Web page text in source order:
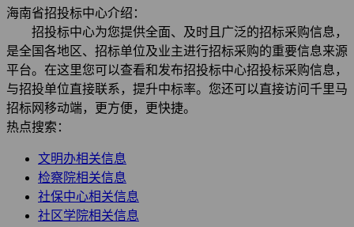
海南省招投标中心介绍：
招投标中心为您提供全面、及时且广泛的招标采购信息，
是全国各地区、招标单位及业主进行招标采购的重要信息来源
平台。在这里您可以查看和发布招投标中心招投标采购信息，
与招投单位直接联系，提升中标率。您还可以直接访问千里马
招标网移动端，更方便，更快捷。
热点搜索：
文明办相关信息
检察院相关信息
社保中心相关信息
社区学院相关信息